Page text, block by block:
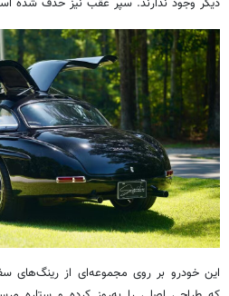
دیگر وجود ندارند. سپر عقب نیز حذف شده